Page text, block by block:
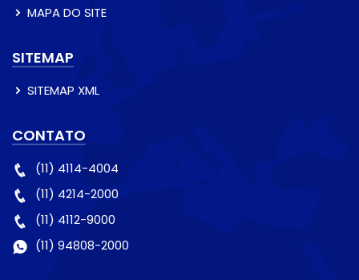
MAPA DO SITE
SITEMAP
SITEMAP XML
CONTATO
(11) 4114-4004
(11) 4214-2000
(11) 4112-9000
(11) 94808-2000